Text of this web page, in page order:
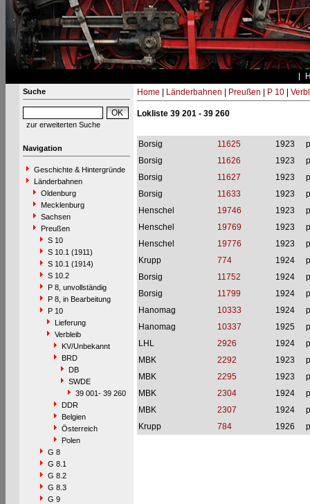
Suche
zur erweiterten Suche
Navigation
Geschichte & Hintergründe
Länderbahnen
Oldenburg
Mecklenburg
Sachsen
Preußen
S 10
S 10.1 (1911)
S 10.1 (1914)
S 10.2
P 8, unvollständig
P 8, in Bearbeitung
P 10
Lieferung
Verbleib
KV/Unbekannt
BRD
DB
SWDE
39 001- 39 260
DDR
Belgien
Österreich
Polen
G 8
G 8.1
G 8.2
G 8.3
G 9
Home Länderbahnen Preußen P 10|
Lokliste 39 201 - 39 260
Borsig 11625 1923
Borsig
11626 1923
Borsig
11627 1923
Borsig
11633 1923
Henschel
19746 1923
Henschel
19769 1923
Henschel
19776 1923
Krupp
774 1924
Borsig
11752 1924
Borsig
11799 1924
Hanomag
10333 1924
Hanomag
10337 1925
LHL
2926 1924
MBK
2292 1923
MBK
2295 1923
MBK
2304 1924
MBK
2307 1924
Krupp
784 1926